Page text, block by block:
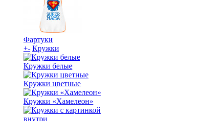
Фартуки
+- Кружки
Кружки белые
Кружки цветные
Кружки «Хамелеон»